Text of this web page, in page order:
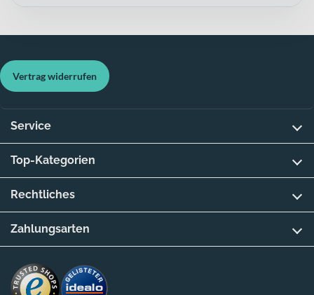
Vertrag widerrufen
Service
Top-Kategorien
Rechtliches
Zahlungsarten